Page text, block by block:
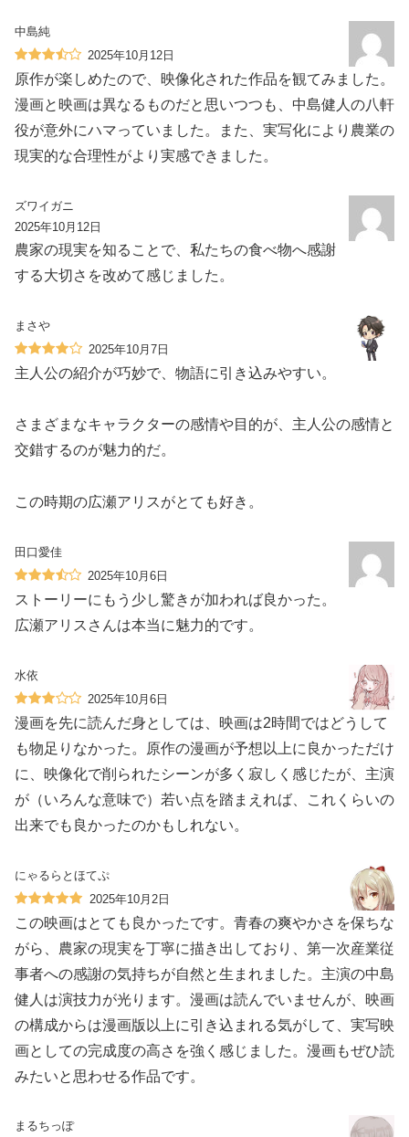
中島純
2025年10月12日
原作が楽しめたので、映像化された作品を観てみました。
漫画と映画は異なるものだと思いつつも、中島健人の八軒
役が意外にハマっていました。また、実写化により農業の
現実的な合理性がより実感できました。
ズワイガニ
2025年10月12日
農家の現実を知ることで、私たちの食べ物へ感謝
する大切さを改めて感じました。
まさや
2025年10月7日
主人公の紹介が巧妙で、物語に引き込みやすい。
さまざまなキャラクターの感情や目的が、主人公の感情と
交錯するのが魅力的だ。
この時期の広瀬アリスがとても好き。
田口愛佳
2025年10月6日
ストーリーにもう少し驚きが加われば良かった。
広瀬アリスさんは本当に魅力的です。
水依
2025年10月6日
漫画を先に読んだ身としては、映画は2時間ではどうして
も物足りなかった。原作の漫画が予想以上に良かっただけ
に、映像化で削られたシーンが多く寂しく感じたが、主演
が（いろんな意味で）若い点を踏まえれば、これくらいの
出来でも良かったのかもしれない。
にゃるらとほてぷ
2025年10月2日
この映画はとても良かったです。青春の爽やかさを保ちな
がら、農家の現実を丁寧に描き出しており、第一次産業従
事者への感謝の気持ちが自然と生まれました。主演の中島
健人は演技力が光ります。漫画は読んでいませんが、映画
の構成からは漫画版以上に引き込まれる気がして、実写映
画としての完成度の高さを強く感じました。漫画もぜひ読
みたいと思わせる作品です。
まるちっぽ